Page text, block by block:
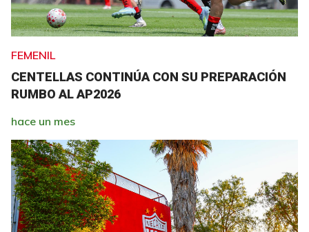
FEMENIL
CENTELLAS CONTINÚA CON SU PREPARACIÓN
RUMBO AL AP2026
hace un mes